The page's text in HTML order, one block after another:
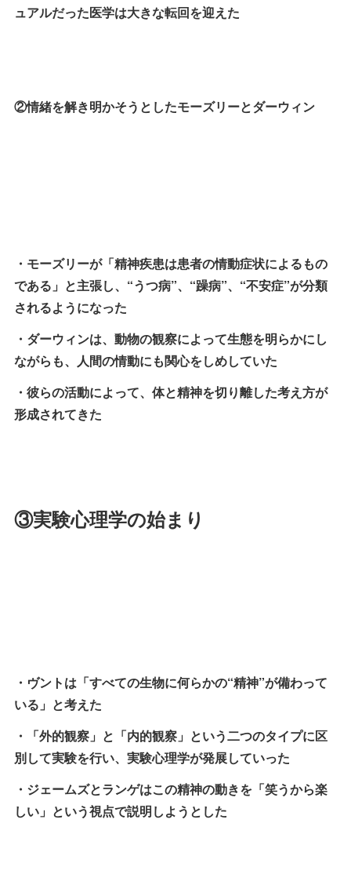
ュアルだった医学は大きな転回を迎えた
②情緒を解き明かそうとしたモーズリーとダーウィン
・モーズリーが「精神疾患は患者の情動症状によるもの
である」と主張し、“うつ病”、“躁病”、“不安症”が分類
されるようになった
・ダーウィンは、動物の観察によって生態を明らかにし
ながらも、人間の情動にも関心をしめしていた
・彼らの活動によって、体と精神を切り離した考え方が
形成されてきた
③実験心理学の始まり
・ヴントは「すべての生物に何らかの“精神”が備わって
いる」と考えた
・「外的観察」と「内的観察」という二つのタイプに区
別して実験を行い、実験心理学が発展していった
・ジェームズとランゲはこの精神の動きを「笑うから楽
しい」という視点で説明しようとした